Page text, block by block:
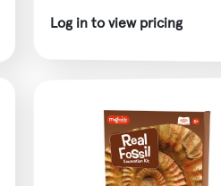
Log in to view pricing